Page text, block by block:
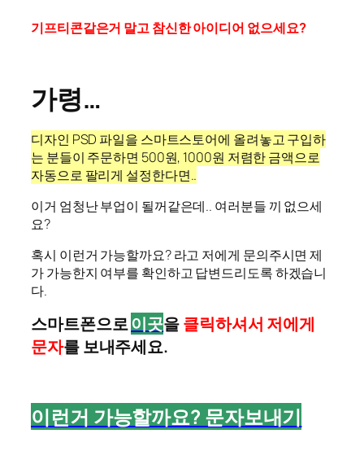
기프티콘같은거 말고 참신한 아이디어 없으세요?
가령…
디자인 PSD 파일을 스마트스토어에 올려놓고 구입하
는 분들이 주문하면 500원, 1000원 저렴한 금액으로
자동으로 팔리게 설정한다면..
이거 엄청난 부업이 될꺼같은데.. 여러분들 끼 없으세
요?
혹시 이런거 가능할까요? 라고 저에게 문의주시면 제
가 가능한지 여부를 확인하고 답변드리도록 하겠습니
다.
스마트폰으로이곳을클릭하셔서 저에게
문자를 보내주세요.
이런거 가능할까요? 문자보내기